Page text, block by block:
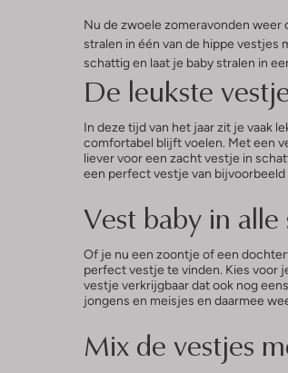
Nu de zwoele zomeravonden weer
stralen in één van de hippe vestjes
schattig en laat je baby stralen in
De leukste
In deze tijd van het jaar zit je vaak
comfortabel blijft voelen. Met een
liever voor een zacht vestje in
een perfect vestje van bijvoorbeeld
Vest baby in
Of je nu een zoontje of een
perfect vestje te vinden. Kies voor
vestje verkrijgbaar dat ook nog
jongens en meisjes en daarmee
Mix de vestjes